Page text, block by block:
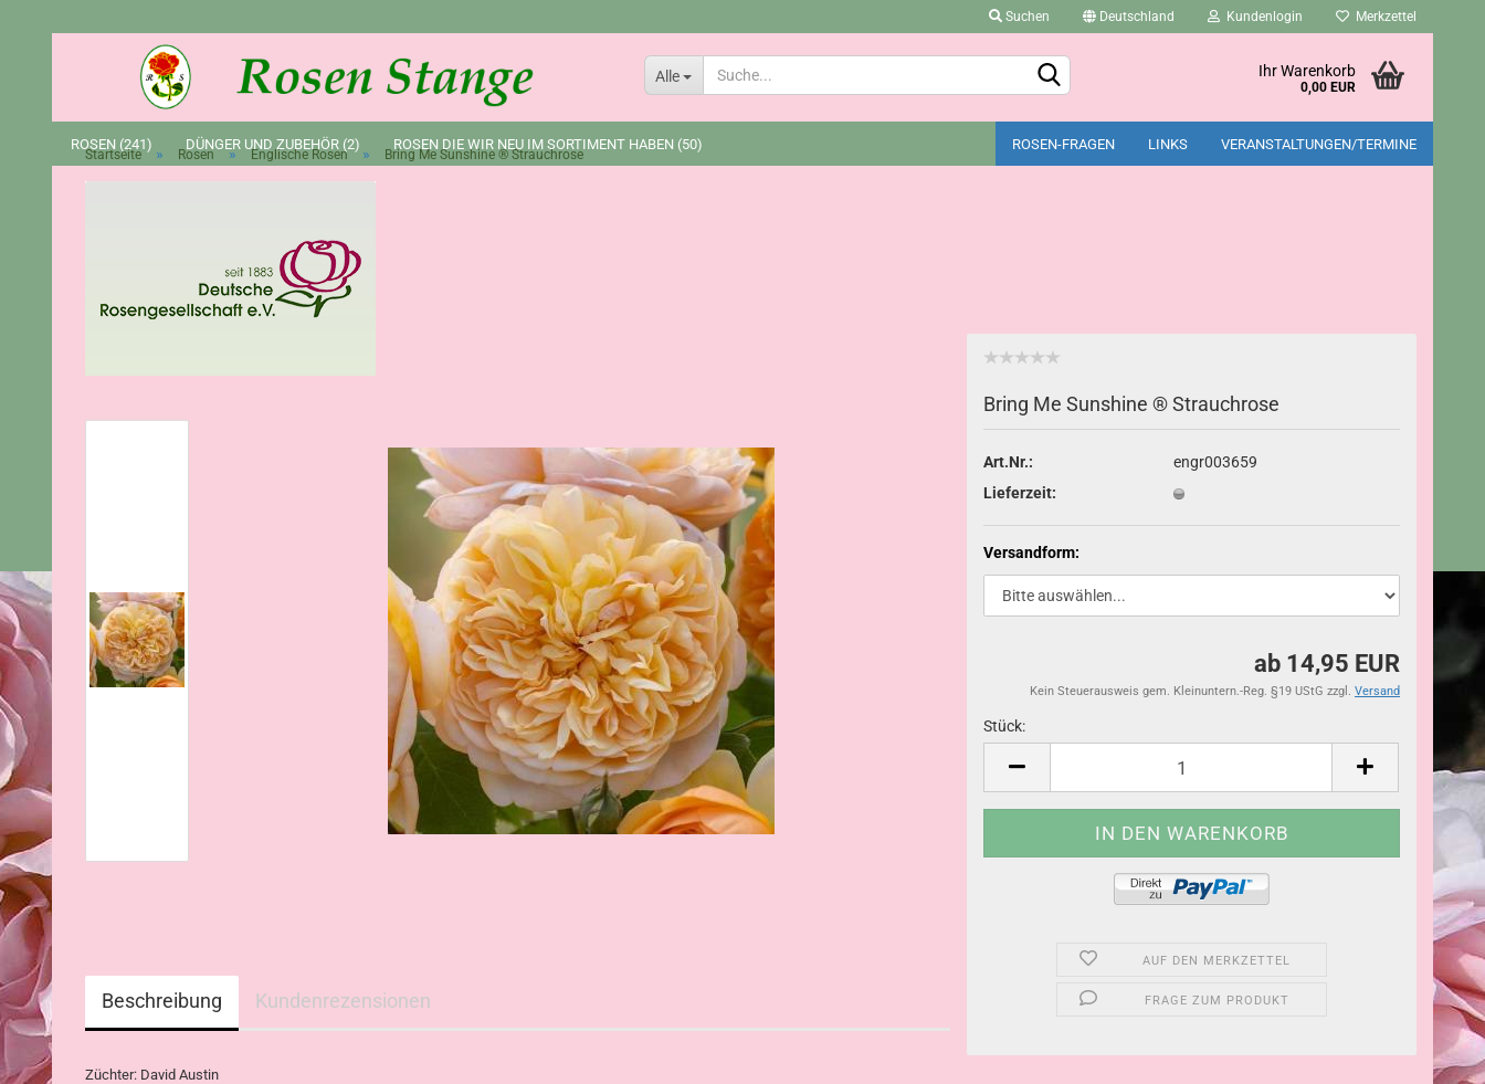
Suchen Deutschland Kundenlogin
Passwort vergessen?
Merkzettel
Alle Ihr Warenkorb
0,00 EUR
ROSEN (241) DÜNGER UND ZUBEHÖR (2) ROSEN DIE WIR NEU IM SORTIMENT HABEN (50) ROSEN-FRAGEN LINKS VERANSTALTUNGEN/TERMINE
Startseite » Rosen » Englische Rosen » Bring Me Sunshine ® Strauchrose
Bring Me Sunshine ® Strauchrose
Art.Nr.:
engr003659
Lieferzeit:
Versandform:
ab 14,95 EUR
Kein Steuerausweis gem. Kleinuntern.-Reg. §19 UStG zzgl. Versand
Stück:
Stück
AUF DEN MERKZETTEL
FRAGE ZUM PRODUKT
Beschreibung Kundenrezensionen
Züchter: David Austin